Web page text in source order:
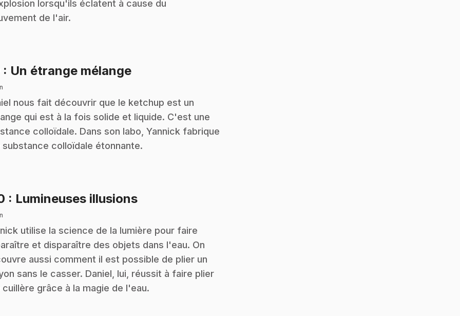
lorsqu'ils éclatent à cause du
de l'air.
: Un étrange mélange.
nous fait découvrir que le ketchup est un
qui est à la fois solide et liquide. C'est une
colloïdale. Dans son labo, Yannick fabrique
substance colloïdale étonnante.
: Lumineuses illusions.
utilise la science de la lumière pour faire
et disparaître des objets dans l'eau. On
aussi comment il est possible de plier un
sans le casser. Daniel, lui, réussit à faire plier
cuillère grâce à la magie de l'eau.